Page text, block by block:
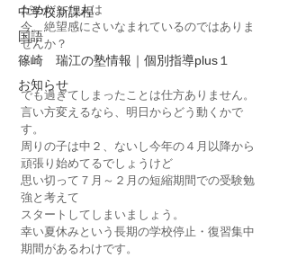
中学校新課程
国語
篠崎 瑞江の塾情報｜個別指導plus１
お知らせ
だめだった人は
今、絶望感にさいなまれているのではありま
せんか？
でも過ぎてしまったことは仕方ありません。
言い方変えるなら、明日からどう動くかで
す。
周りの子は中２、ないし今年の４月以降から
頑張り始めてるでしょうけど
思い切って７月～２月の短縮期間での受験勉
強と考えて
スタートしてしまいましょう。
幸い夏休みという長期の学校停止・復習集中
期間があるわけです。